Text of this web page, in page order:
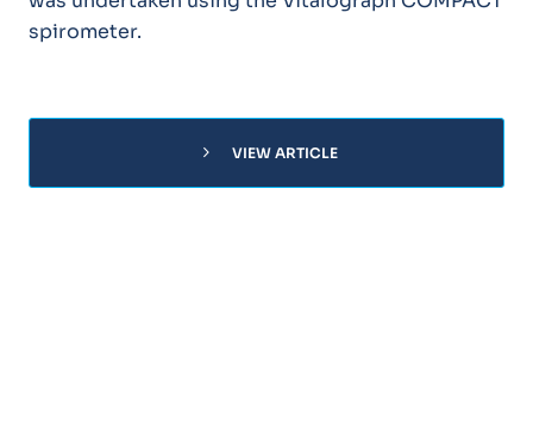
spirometer.
chevron_right VIEW ARTICLE